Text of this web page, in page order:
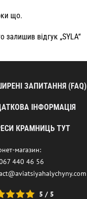
що.
залишив відгук „SYLA“
ЗАПИТАННЯ (FAQ)
ІНФОРМАЦІЯ
КРАМНИЦЬ ТУТ
магазин:
440 46 56
5 / 5